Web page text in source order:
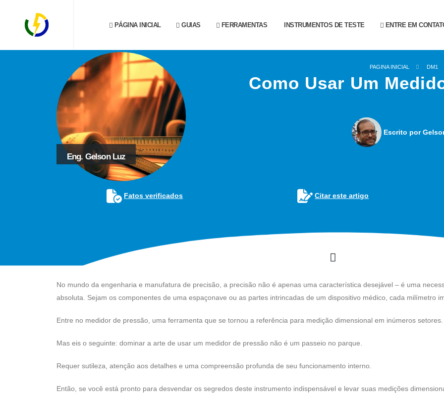
PÁGINA INICIAL GUIAS FERRAMENTAS INSTRUMENTOS DE TESTE ENTRE EM
Eng. Gelson Luz
PAGINA INICIAL DM1
Como Usar Um
Escrito por
Fatos verificados Citar este artigo
No mundo da engenharia e manufatura de precisão, a precisão não é apenas uma característica desejável – é uma
absoluta. Sejam os componentes de uma espaçonave ou as partes intrincadas de um dispositivo médico, cada milímetro
Entre no medidor de pressão, uma ferramenta que se tornou a referência para medição dimensional em inúmeros setores.
Mas eis o seguinte: dominar a arte de usar um medidor de pressão não é um passeio no parque.
Requer sutileza, atenção aos detalhes e uma compreensão profunda de seu funcionamento interno.
Então, se você está pronto para desvendar os segredos deste instrumento indispensável e levar suas medições